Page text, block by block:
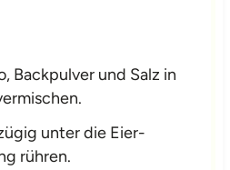
Backpulver und Salz in
unter die Eier-
rühren.